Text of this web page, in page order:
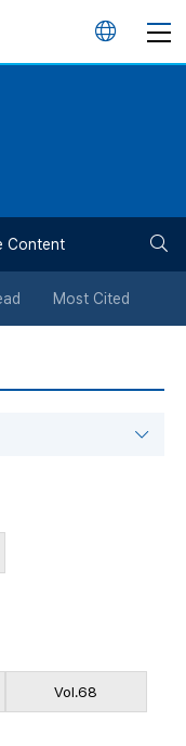
언
튼
Content
Most Cited
Vol.68